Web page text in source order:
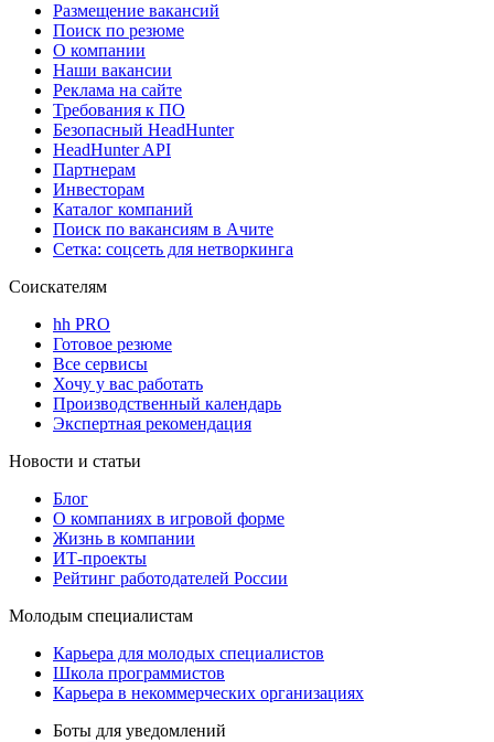
Размещение вакансий
Поиск по резюме
О компании
Наши вакансии
Реклама на сайте
Требования к ПО
Безопасный HeadHunter
HeadHunter API
Партнерам
Инвесторам
Каталог компаний
Поиск по вакансиям в Ачите
Сетка: соцсеть для нетворкинга
Соискателям
hh PRO
Готовое резюме
Все сервисы
Хочу у вас работать
Производственный календарь
Экспертная рекомендация
Новости и статьи
Блог
О компаниях в игровой форме
Жизнь в компании
ИТ-проекты
Рейтинг работодателей России
Молодым специалистам
Карьера для молодых специалистов
Школа программистов
Карьера в некоммерческих организациях
Боты для уведомлений